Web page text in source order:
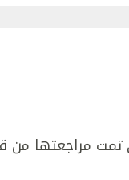
التي تمت